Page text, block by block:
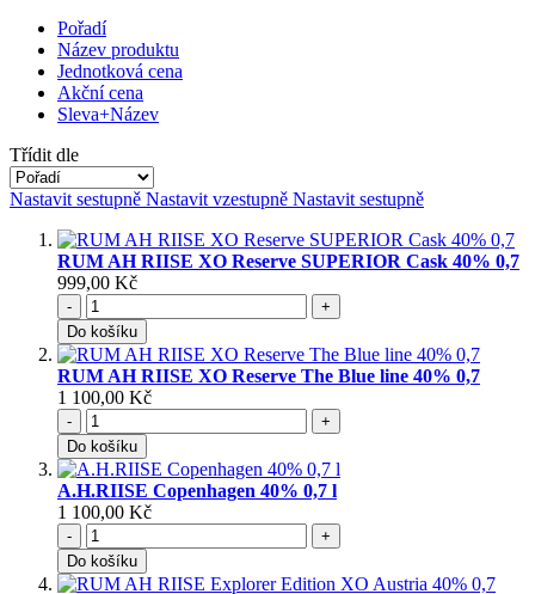
Pořadí
Název produktu
Jednotková cena
Akční cena
Sleva+Název
Třídit dle
Nastavit sestupně Nastavit vzestupně Nastavit sestupně
RUM AH RIISE XO Reserve SUPERIOR Cask 40% 0,7
999,00 Kč
-
+
Do košíku
RUM AH RIISE XO Reserve The Blue line 40% 0,7
1 100,00 Kč
-
+
Do košíku
A.H.RIISE Copenhagen 40% 0,7 l
1 100,00 Kč
-
+
Do košíku